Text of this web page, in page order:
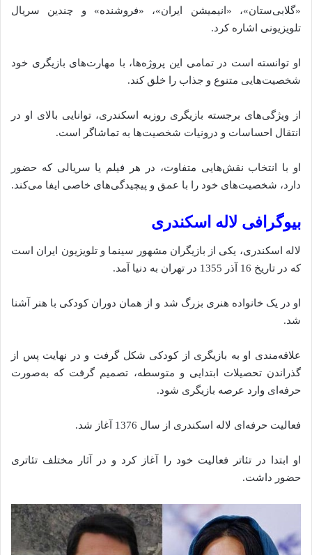
«گلابی‌ستان»، «انیمیشن ایران»، «فروشنده» و چندین سریال
تلویزیونی اشاره کرد.
او توانسته است در تمامی این پروژه‌ها، با مهارت‌های بازیگری خود
شخصیت‌هایی متنوع و جذاب را خلق کند.
از ویژگی‌های برجسته بازیگری روزبه اسکندری، توانایی بالای او در
انتقال احساسات و درونیات شخصیت‌ها به تماشاگر است.
او با انتخاب نقش‌هایی متفاوت، در هر فیلم یا سریالی که حضور
دارد، شخصیت‌های خود را با عمق و پیچیدگی‌های خاصی ایفا می‌کند.
بیوگرافی لاله اسکندری
لاله اسکندری، یکی از بازیگران مشهور سینما و تلویزیون ایران است
که در تاریخ 16 آذر 1355 در تهران به دنیا آمد.
او در یک خانواده هنری بزرگ شد و از همان دوران کودکی با هنر آشنا
شد.
علاقه‌مندی او به بازیگری از کودکی شکل گرفت و در نهایت پس از
گذراندن تحصیلات ابتدایی و متوسطه، تصمیم گرفت که به‌صورت
حرفه‌ای وارد عرصه بازیگری شود.
فعالیت حرفه‌ای لاله اسکندری از سال 1376 آغاز شد.
او ابتدا در تئاتر فعالیت خود را آغاز کرد و در آثار مختلف تئاتری
حضور داشت.